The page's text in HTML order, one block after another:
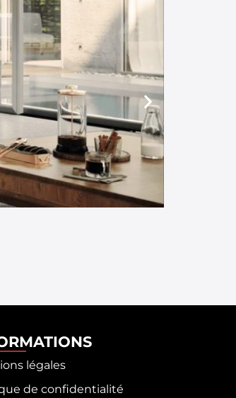
légales
de confidentialité